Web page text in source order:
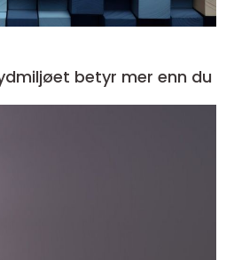
betyr mer enn du